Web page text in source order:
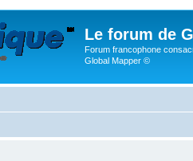
Le forum de
Forum francophone
Global Mapper ©